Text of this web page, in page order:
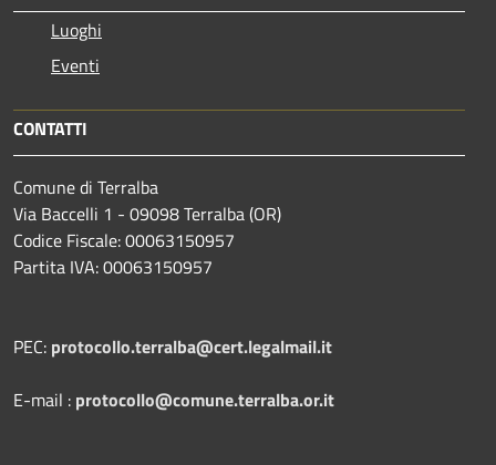
Luoghi
Eventi
CONTATTI
Comune di Terralba
Via Baccelli 1 - 09098 Terralba (OR)
Codice Fiscale: 00063150957
Partita IVA: 00063150957
PEC: protocollo.terralba@cert.legalmail.it
E-mail : protocollo@comune.terralba.or.it